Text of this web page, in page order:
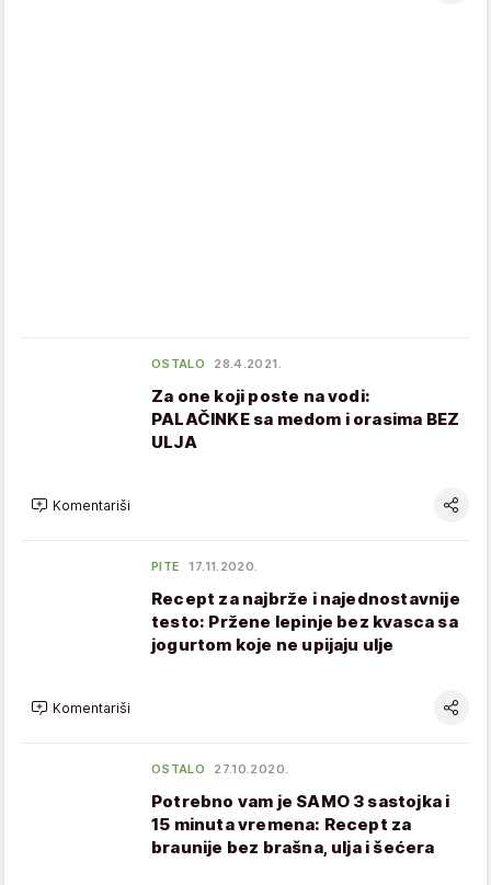
OSTALO 28.4.2021.
Za one koji poste na vodi:
PALAČINKE sa medom i orasima BEZ
ULJA
Komentariši
PITE 17.11.2020.
Recept za najbrže i najednostavnije
testo: Pržene lepinje bez kvasca sa
jogurtom koje ne upijaju ulje
Komentariši
OSTALO 27.10.2020.
Potrebno vam je SAMO 3 sastojka i
15 minuta vremena: Recept za
braunije bez brašna, ulja i šećera